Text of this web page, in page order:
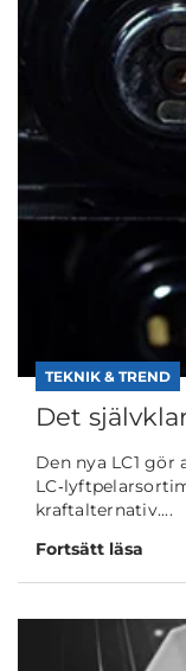
TEKNIK & TREND
Det
Den nya LC1
kraftalternativ....
Fortsätt läsa